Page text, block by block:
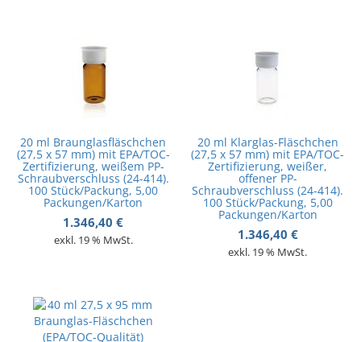
20 ml Braunglasfläschchen
(27,5 x 57 mm) mit EPA/TOC-
Zertifizierung, weißem PP-
Schraubverschluss (24-414).
100 Stück/Packung, 5,00
Packungen/Karton
1.346,40€
exkl. 19 % MwSt.
20 ml Klarglas-Fläschchen
(27,5 x 57 mm) mit EPA/TOC-
Zertifizierung, weißer,
offener PP-
Schraubverschluss (24-414).
100 Stück/Packung, 5,00
Packungen/Karton
1.346,40 €
exkl. 19 % MwSt.